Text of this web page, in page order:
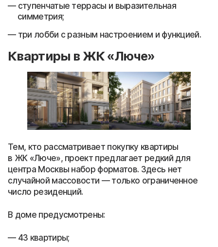
ступенчатые террасы и выразительная
симметрия;
три лобби с разным настроением и функцией.
Квартиры в ЖК «Люче»
Тем, кто рассматривает покупку квартиры
в ЖК «Люче», проект предлагает редкий для
центра Москвы набор форматов. Здесь нет
случайной массовости — только ограниченное
число резиденций.
В доме предусмотрены:
43 квартиры;